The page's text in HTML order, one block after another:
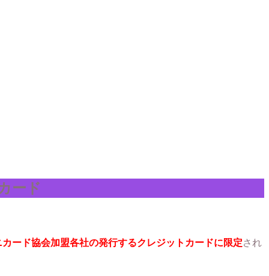
ード
ード協会加盟各社の発行するクレジットカードに限定され